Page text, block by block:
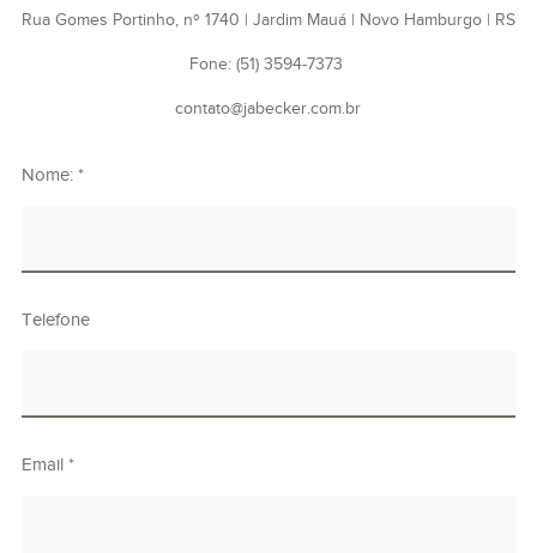
Rua Gomes Portinho, nº 1740 | Jardim Mauá | Novo Hamburgo | RS
Fone: (51) 3594-7373
contato@jabecker.com.br
Nome: *
Telefone
Email *